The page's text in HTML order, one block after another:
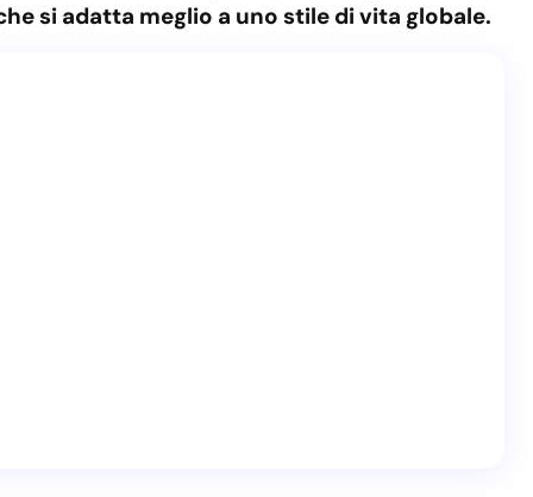
si adatta meglio a uno stile di vita globale.